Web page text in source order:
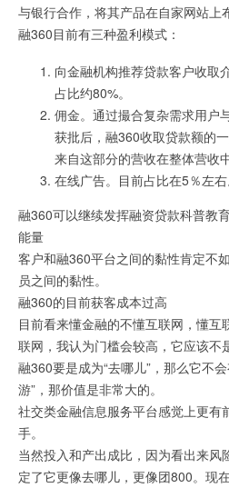
与银行合作，将其产品在自家网站上
融360目前有三种盈利模式：
向金融机构推荐贷款客户收取
占比约80%。
佣金。通过撮合复杂需求用户
获批后，融360收取贷款额的
来自这部分的营收在整体营收
在线广告。目前占比在5％左右
融360可以继续发挥融资贷款科普教
能量
客户和融360平台之间的黏性肯定不
员之间的黏性。
融360的目前获客成本过高
目前看来懂金融的不懂互联网，懂互
联网，我认为门槛会较高，它应该不
融360要是成为“去哪儿”，那么它不
游”，那价值是非常大的。
社交类金融信息服务平台感觉上更有
手。
当然投入和产出成比，因为看出来
定了它更像去哪儿，更像团800。现